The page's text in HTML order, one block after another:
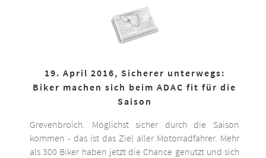
19. April 2016, Sicherer unterwegs:
Biker machen sich beim ADAC fit für die
Saison
Grevenbroich. Möglichst sicher durch die Saison
kommen - das ist das Ziel aller Motorradfahrer. Mehr
als 300 Biker haben jetzt die Chance genutzt und sich